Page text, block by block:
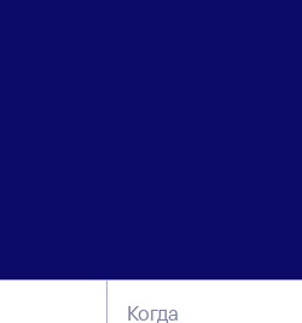
Когда